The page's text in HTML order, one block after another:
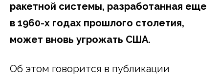
ракетной системы, разработанная еще
в 1960-х годах прошлого столетия,
может вновь угрожать США.
Об этом говорится в публикации